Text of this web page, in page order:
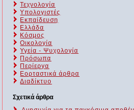
Τεχνολογία
Υπολογιστές
Εκπαίδευση
Ελλάδα
Κόσμος
Οικολογία
Υγεία - Ψυχολογία
Πρόσωπα
Περίεργα
Εορταστικά άρθρα
Διαδίκτυο
Σχετικά άρθρα